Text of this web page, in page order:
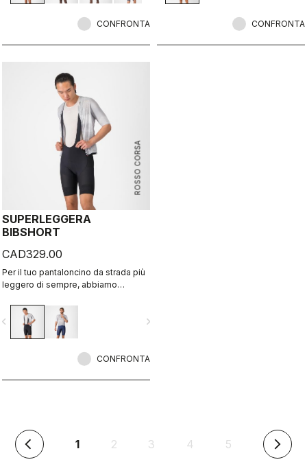
CONFRONTA CONFRONTA
ROSSO CORSA
SUPERLEGGERA
BIBSHORT
CAD329.00
Per il tuo pantaloncino da strada più
leggero di sempre, abbiamo
elasticizzato senza cuciture con
ventilazione graduale per
trasformarlo in un pantaloncino che
fresco ma fornisce anche un gran
più lunghe.
navigate_next
CONFRONTA
arrow_back_ios 1(corrente)
2 3 4 5 arrow_forward_ios